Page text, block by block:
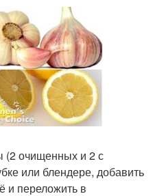
очищенных и 2 с
или блендере, добавить
и переложить в